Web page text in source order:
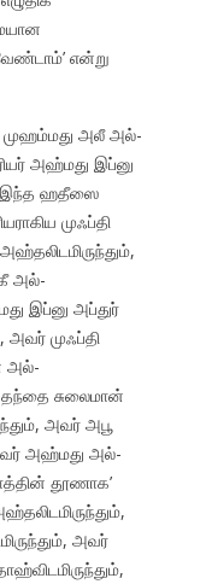
என்று
அலீ அல்-
அஹ்மது இப்னு
இந்த ஹதீஸை
முஃப்தி
அல்-
இப்னு அப்துர்
முஃப்தி
அல்-
தந்தை சுலைமான்
அவர் அபூ
அஹ்மது அல்-
தூணாக’
அவர்